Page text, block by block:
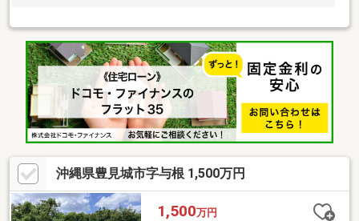
沖縄県豊見城市字与根 1,500万円
1,500万円